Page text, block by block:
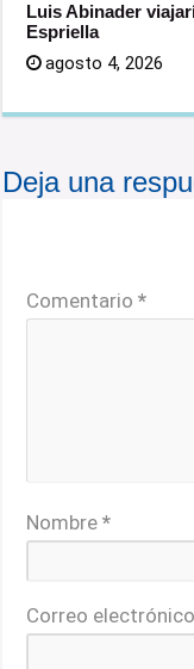
Luis Abinader
Espriella
agosto 4, 2026
Deja una
Comentario*
Nombre*
Correo